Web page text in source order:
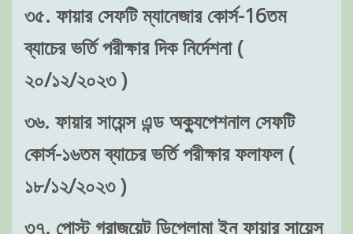
৩৫. ফায়ার সেফটি ম্যানেজার কোর্স-16তম
ব্যাচের ভর্তি পরীক্ষার দিক নির্দেশনা (
২০/১২/২০২৩ )
৩৬. ফায়ার সায়েন্স এন্ড অক্যুপেশনাল সেফটি
কোর্স-১৬তম ব্যাচের ভর্তি পরীক্ষার ফলাফল (
১৮/১২/২০২৩ )
৩৭. পোস্ট গ্রাজুয়েট ডিপ্লোমা ইন ফায়ার সায়েন্স